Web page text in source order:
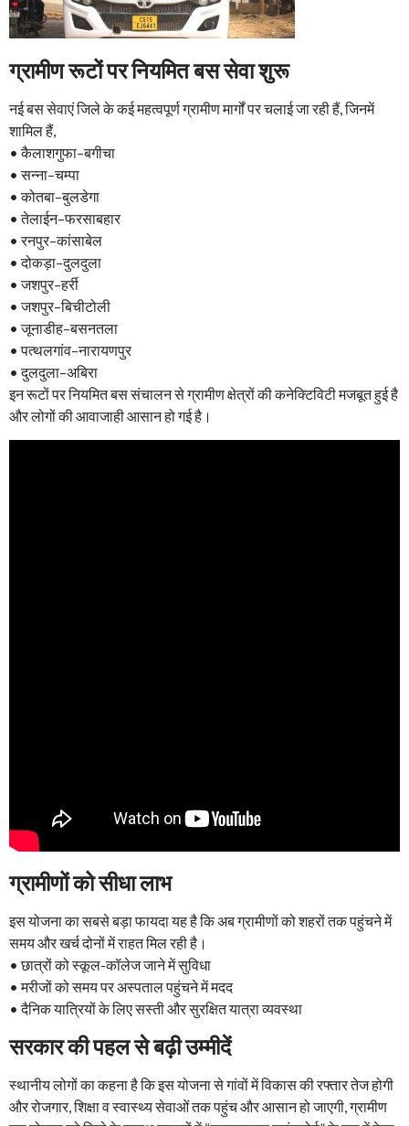
ग्रामीण रूटों पर नियमित बस सेवा शुरू
नई बस सेवाएं जिले के कई महत्वपूर्ण ग्रामीण मार्गों पर चलाई जा रही हैं, जिनमें
शामिल हैं,
• कैलाशगुफा–बगीचा
• सन्ना–चम्पा
• कोतबा–बुलडेगा
• तेलाईन–फरसाबहार
• रनपुर–कांसाबेल
• दोकड़ा–दुलदुला
• जशपुर–हर्री
• जशपुर–बिचीटोली
• जूनाडीह–बसनतला
• पत्थलगांव–नारायणपुर
• दुलदुला–अबिरा
इन रूटों पर नियमित बस संचालन से ग्रामीण क्षेत्रों की कनेक्टिविटी मजबूत हुई है
और लोगों की आवाजाही आसान हो गई है।
ग्रामीणों को सीधा लाभ
इस योजना का सबसे बड़ा फायदा यह है कि अब ग्रामीणों को शहरों तक पहुंचने में
समय और खर्च दोनों में राहत मिल रही है।
• छात्रों को स्कूल-कॉलेज जाने में सुविधा
• मरीजों को समय पर अस्पताल पहुंचने में मदद
• दैनिक यात्रियों के लिए सस्ती और सुरक्षित यात्रा व्यवस्था
सरकार की पहल से बढ़ी उम्मीदें
स्थानीय लोगों का कहना है कि इस योजना से गांवों में विकास की रफ्तार तेज होगी
और रोजगार, शिक्षा व स्वास्थ्य सेवाओं तक पहुंच और आसान हो जाएगी, ग्रामीण